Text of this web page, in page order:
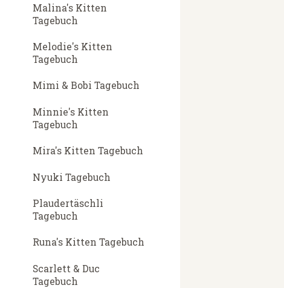
Malina's Kitten
Tagebuch
Melodie's Kitten
Tagebuch
Mimi & Bobi Tagebuch
Minnie's Kitten
Tagebuch
Mira's Kitten Tagebuch
Nyuki Tagebuch
Plaudertäschli
Tagebuch
Runa's Kitten Tagebuch
Scarlett & Duc
Tagebuch